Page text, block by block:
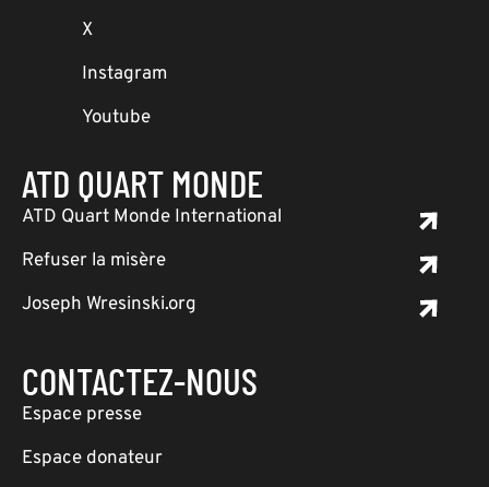
X
Instagram
Youtube
ATD QUART MONDE
ATD Quart Monde International
Refuser la misère
Joseph Wresinski.org
CONTACTEZ-NOUS
Espace presse
Espace donateur